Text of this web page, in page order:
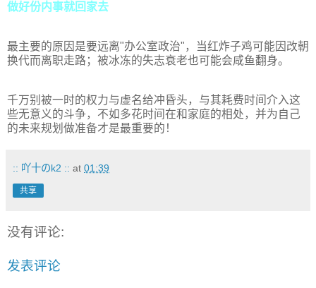
做好份内事就回家去
最主要的原因是要远离"办公室政治"，当红炸子鸡可能因改朝
换代而离职走路；被冰冻的失志衰老也可能会咸鱼翻身。
千万别被一时的权力与虚名给冲昏头，与其耗费时间介入这
些无意义的斗争，不如多花时间在和家庭的相处，并为自己
的未来规划做准备才是最重要的！
:: 吖十のk2 :: at 01:39
共享
没有评论:
发表评论